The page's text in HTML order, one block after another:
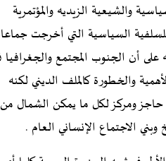
والشيعية الزيديه والمؤتمرية
السياسية التي أخرجت
على أن الجنوب المجتمع والجغرافيا
والخطورة كالملف الديني لكنه
حاجز ومركز لكل ما يمكن الشمال
الاجتماع الإنساني العام .